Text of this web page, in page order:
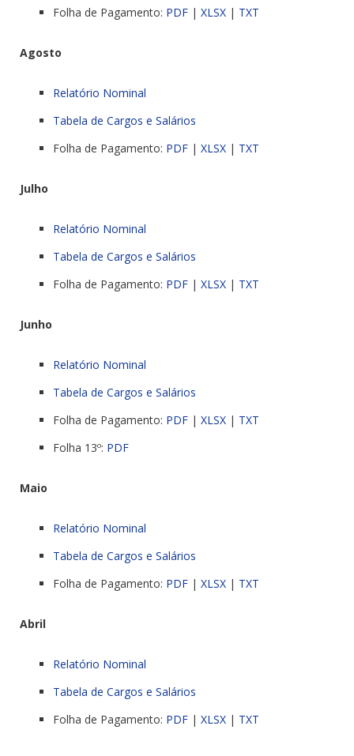
Folha de Pagamento: PDF | XLSX | TXT
Agosto
Relatório Nominal
Tabela de Cargos e Salários
Folha de Pagamento: PDF | XLSX | TXT
Julho
Relatório Nominal
Tabela de Cargos e Salários
Folha de Pagamento: PDF | XLSX | TXT
Junho
Relatório Nominal
Tabela de Cargos e Salários
Folha de Pagamento: PDF | XLSX | TXT
Folha 13º: PDF
Maio
Relatório Nominal
Tabela de Cargos e Salários
Folha de Pagamento: PDF | XLSX | TXT
Abril
Relatório Nominal
Tabela de Cargos e Salários
Folha de Pagamento: PDF | XLSX | TXT